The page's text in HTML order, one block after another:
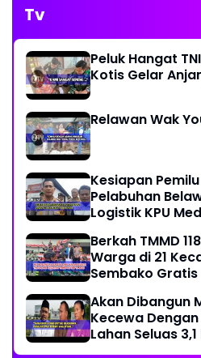
Tv
Peluk Hangat
Kotis Gelar
Relawan Wak
Kesiapan
Pelabuhan
Logistik KPU
Berkah TMMD
Warga di 21
Sembako Gratis
Akan Dibangun Mesjid,
Kecewa
Lahan Seluas